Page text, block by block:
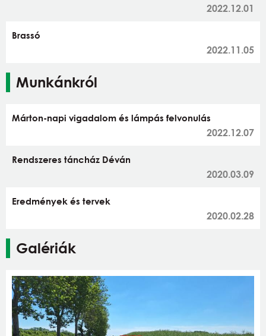
2022.12.01
Brassó
2022.11.05
Munkánkról
Márton-napi vigadalom és lámpás felvonulás
2022.12.07
Rendszeres táncház Déván
2020.03.09
Eredmények és tervek
2020.02.28
Galériák